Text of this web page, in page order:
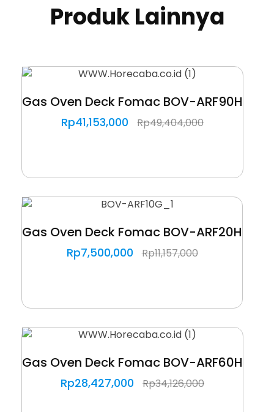
Produk Lainnya
Gas Oven Deck Fomac BOV-ARF90H
Rp41,153,000 Rp49,404,000
Gas Oven Deck Fomac BOV-ARF20H
Rp7,500,000 Rp11,157,000
Gas Oven Deck Fomac BOV-ARF60H
Rp28,427,000 Rp34,126,000